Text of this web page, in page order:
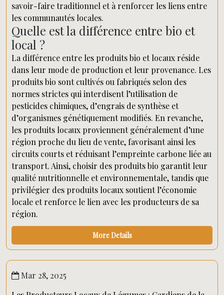
savoir-faire traditionnel et à renforcer les liens entre
les communautés locales.
Quelle est la différence entre bio et
local ?
La différence entre les produits bio et locaux réside
dans leur mode de production et leur provenance. Les
produits bio sont cultivés ou fabriqués selon des
normes strictes qui interdisent l’utilisation de
pesticides chimiques, d’engrais de synthèse et
d’organismes génétiquement modifiés. En revanche,
les produits locaux proviennent généralement d’une
région proche du lieu de vente, favorisant ainsi les
circuits courts et réduisant l’empreinte carbone liée au
transport. Ainsi, choisir des produits bio garantit leur
qualité nutritionnelle et environnementale, tandis que
privilégier des produits locaux soutient l’économie
locale et renforce le lien avec les producteurs de sa
région.
More Details
Mar 28, 2025